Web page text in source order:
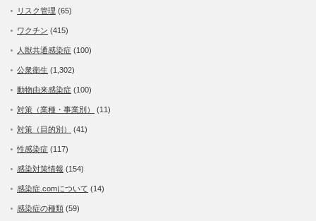
リスク管理 (65)
ワクチン (415)
人獣共通感染症 (100)
公衆衛生 (1,302)
動物由来感染症 (100)
対策（業種・事業別） (11)
対策（目的別） (41)
性感染症 (117)
感染対策情報 (154)
感染症.comについて (14)
感染症の種類 (59)